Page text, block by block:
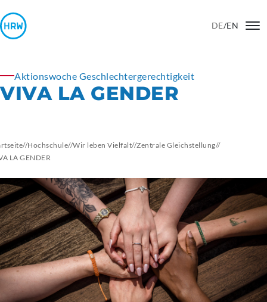
DE/EN
Aktionswoche Geschlechtergerechtigkeit
VIVA LA GENDER
//Hochschule//Wir leben Vielfalt//Zentrale Gleichstellung//
LA GENDER